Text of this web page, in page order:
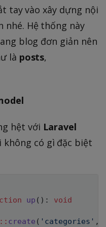
tay vào xây dựng nội
nhé. Hệ thống này
blog đơn giản nên
là posts,
hệt với Laravel
có gì đặc biệt
up ( ) :
void
:: create ( 'categories' ,